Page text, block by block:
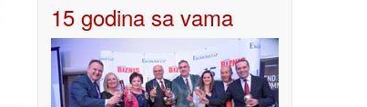
15 godina sa vama